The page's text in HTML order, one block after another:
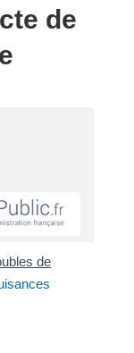
de
de